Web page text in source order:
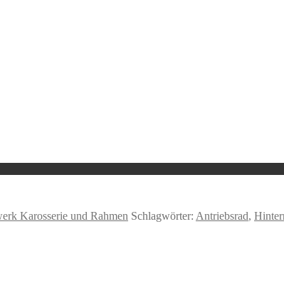
Karosserie und Rahmen Schlagwörter: Antriebsrad,